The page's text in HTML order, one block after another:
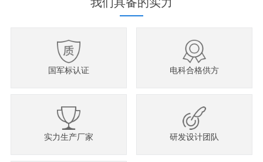
国军标认证 电科合格供方
实力生产厂家 研发设计团队